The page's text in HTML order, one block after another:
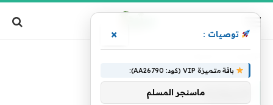
الميزانية
توصيات : ×
باقة متميزة VIP (كود: AA26790):
ماسنجر المسلم